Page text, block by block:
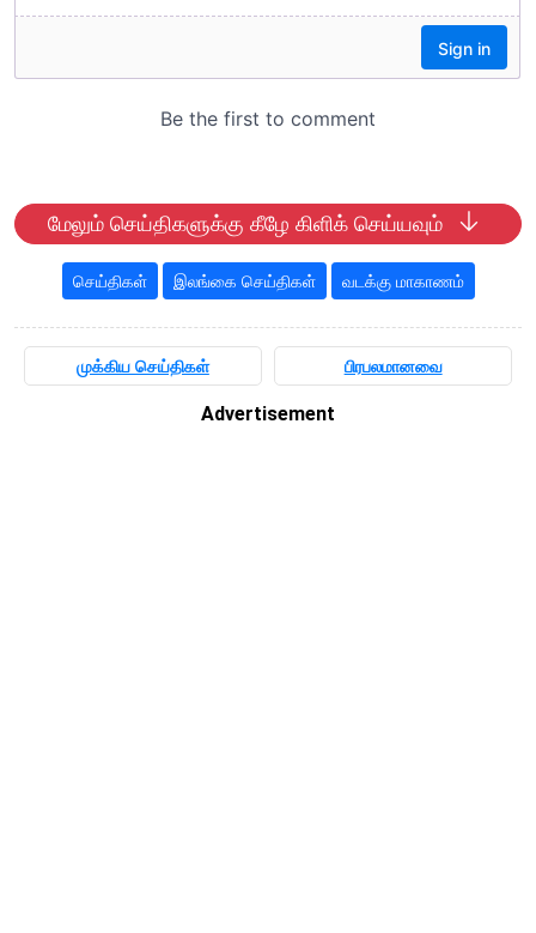
மேலும் செய்திகளுக்கு கீழே கிளிக் செய்யவும்
செய்திகள் இலங்கை செய்திகள் வடக்கு மாகாணம்
முக்கிய செய்திகள் பிரபலமானவை
Advertisement